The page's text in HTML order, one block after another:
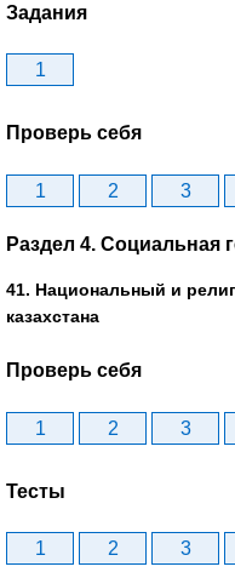
Задания
1
Проверь себя
1 2 3
Раздел 4. Социальная
41. Национальный и
казахстана
Проверь себя
1 2 3
Тесты
1 2 3